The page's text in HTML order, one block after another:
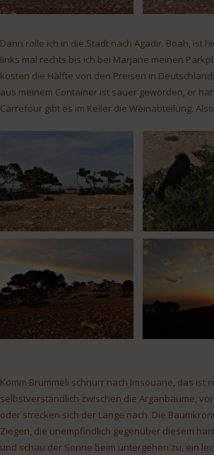
Dann rolle ich in die Stadt nach Agadir. Boah, ist
links mal rechts bis ich bei Marjane meinen
kosten die Hälfte von den Preisen in
aus meinem Container ist sauer geworden, er
Carrefour gibt es im Keller die Weinabteilung.
Komm Brummeli schnurr nach Imsouane, das ist
selbstverständlich zwischen die Arganbäume,
oder strecken sich der Länge nach. Die
Ziegen, die unempfindlich gegenüber diesem
und schau der Sonne beim untergehen zu, ein